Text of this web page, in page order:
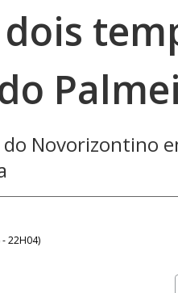
Novorizontino
22H04)